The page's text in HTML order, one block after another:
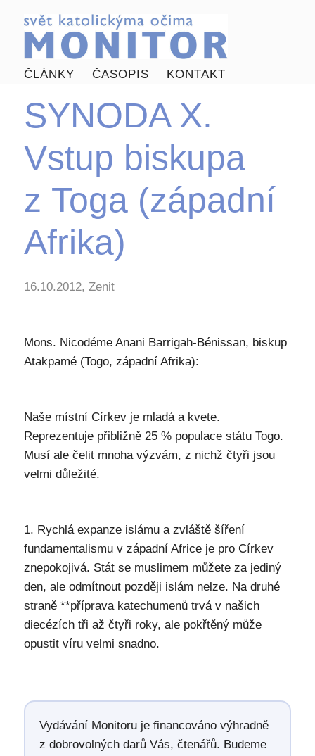
ČLÁNKY ČASOPIS KONTAKT
SYNODA X.
Vstup biskupa
z Toga (západní
Afrika)
16.10.2012, Zenit
Mons. Nicodéme Anani Barrigah-Bénissan, biskup
Atakpamé (Togo, západní Afrika):
Naše místní Církev je mladá a kvete.
Reprezentuje přibližně 25 % populace státu Togo.
Musí ale čelit mnoha výzvám, z nichž čtyři jsou
velmi důležité.
1. Rychlá expanze islámu a zvláště šíření
fundamentalismu v západní Africe je pro Církev
znepokojivá. Stát se muslimem můžete za jediný
den, ale odmítnout později islám nelze. Na druhé
straně **příprava katechumenů trvá v našich
diecézích tři až čtyři roky, ale pokřtěný může
opustit víru velmi snadno.
Vydávání Monitoru je financováno výhradně
z dobrovolných darů Vás, čtenářů. Budeme